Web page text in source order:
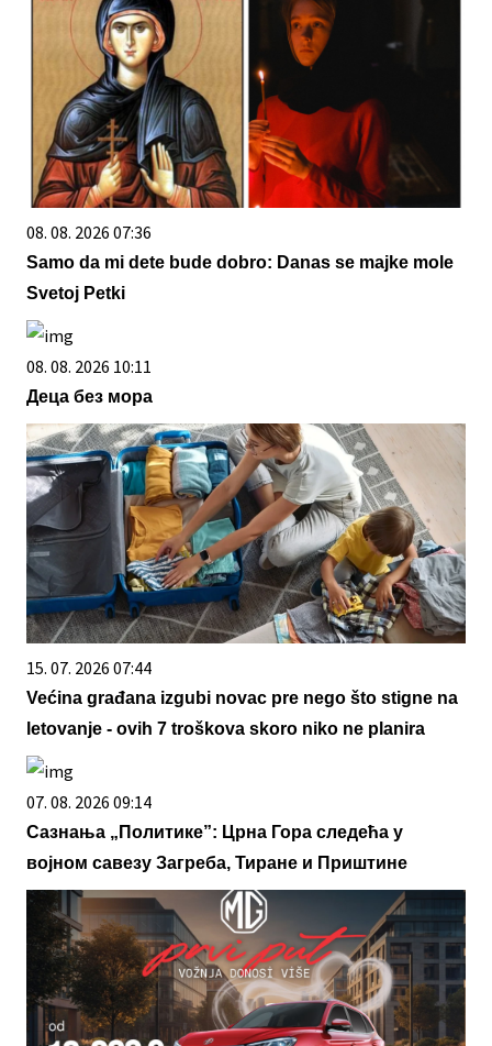
08. 08. 2026 07:36
Samo da mi dete bude dobro: Danas se majke mole
Svetoj Petki
08. 08. 2026 10:11
Деца без мора
15. 07. 2026 07:44
Većina građana izgubi novac pre nego što stigne na
letovanje - ovih 7 troškova skoro niko ne planira
07. 08. 2026 09:14
Сазнања „Политике”: Црна Гора следећа у
војном савезу Загреба, Тиране и Приштине